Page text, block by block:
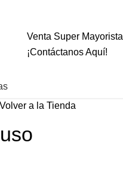
Venta Super Mayorista
¡Contáctanos Aquí!
Volver a la Tienda